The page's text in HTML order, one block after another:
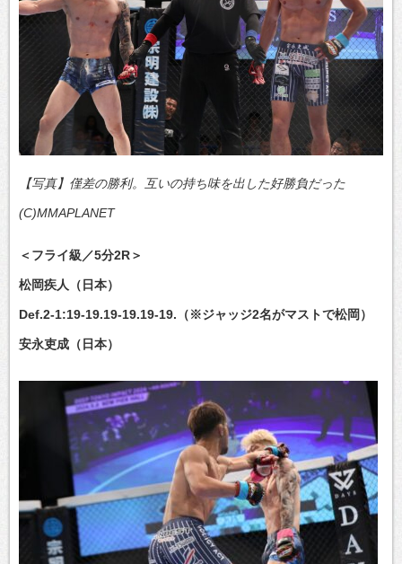
【写真】僅差の勝利。互いの持ち味を出した好勝負だった
(C)MMAPLANET
＜フライ級／5分2R＞
松岡疾人（日本）
Def.2-1:19-19.19-19.19-19.（※ジャッジ2名がマストで松岡）
安永吏成（日本）